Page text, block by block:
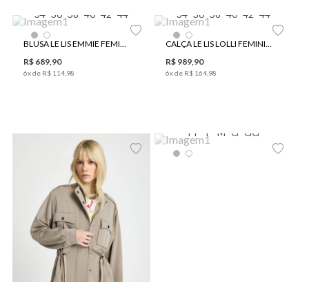
34 36 38 40 42 44
BLUSA LE LIS EMMIE FEMININA
R$ 689,90
6x de R$ 114 98
34 36 38 40 42 44
CALÇA LE LIS LOLLI FEMININA
R$ 989,90
6x de R$ 164 98
PP P M G GG